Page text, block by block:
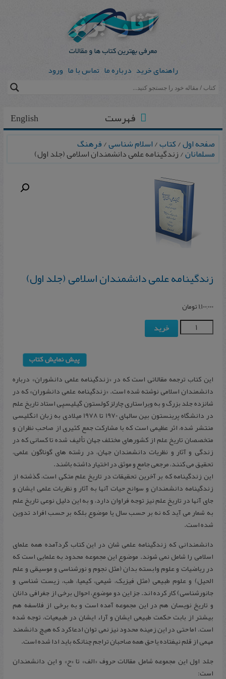
راهنمای خرید درباره ما تماس با ما ورود
English فهرست
صفحه اول/کتاب/اسلام شناسی/فرهنگ
مسلمانان/ زندگینامه علمی دانشمندان اسلامی (جلد اول)
زندگینامه علمی دانشمندان اسلامی (جلد اول)
1,100,000تومان
خرید
این کتاب ترجمه مقالاتی است که در «زندگینامه علمی دانشوران» درباره
دانشمندان اسلامی نوشته شده است. «زندگینامه علمی دانشوران» که در
شانزده جلد بزرگ و به ویراستاری چارلز کولستون گیلیسپی استاد تاریخ علم
در دانشگاه پرینستون بین سالهای 1970 تا 1978 میلادی به زبان انگلیسی
منتشر شده، اثر عظیمی است که با مشارکت جمع کثیری از صاحب نظران و
متخصصان تاریخ علم از کشورهای مختلف جهان تألیف شده تا کسانی که در
زندگی و آثار و نظریات دانشمندان جهان، در رشته های گوناگون علمی،
تحقیق می کنند، مرجعی جامع و موثق در اختیار داشته باشند.
این زندگینامه که بر آخرین تحقیقات در تاریخ علم متکی است، گذشته از
زندگینامه دانشمندان و سوانح حیات آنها به آثار و نظریات علمی ایشان و
جای آنها در تاریخ علم نیز توجه فراوان دارد، و به این دلیل نوعی تاریخ علم
به شمار می آید که نه بر حسب سال یا موضوع بلکه بر حسب افراد تدوین
شده است.
دانشمندانی که زندگینامه علمی شان در این کتاب گردآمده همه علمای
اسلامی را شامل نمی شوند. موضوع این مجموعه محدود به علمایی است که
در ریاضیات و علوم وابسته بدان (مثل نجوم و نورشناسی و موسیقی و علم
الحیل) و علوم طبیعی (مثل فیزیک، شیمی، کیمیا، طب، زیست شناسی و
جانورشناسی) کار کرده اند. جز این دو موضوع، احوال برخی از جغرافی دانان
و تاریخ نویسان هم در این مجموعه آمده است و به برخی از فلاسفه هم
بیشتر از بابت حکمت طبیعی ایشان و آراء ایشان در طبیعیات، توجه شده
است. اما حتی در این زمینه محدود نیز نمی توان ادعا کرد که هیچ دانشمند
مهمی از قلم نیفتاده یا حق همه صاحبان تراجم چنانکه باید ادا شده است.
جلد اول این مجموعه شامل مقالات حروف «الف» تا «ح» و این دانشمندان
است: